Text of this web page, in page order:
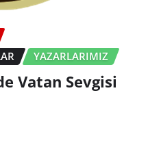
YAZARLARIMIZ
Vatan Sevgisi